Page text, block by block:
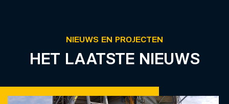
NIEUWS EN PROJECTEN
HET LAATSTE NIEUWS